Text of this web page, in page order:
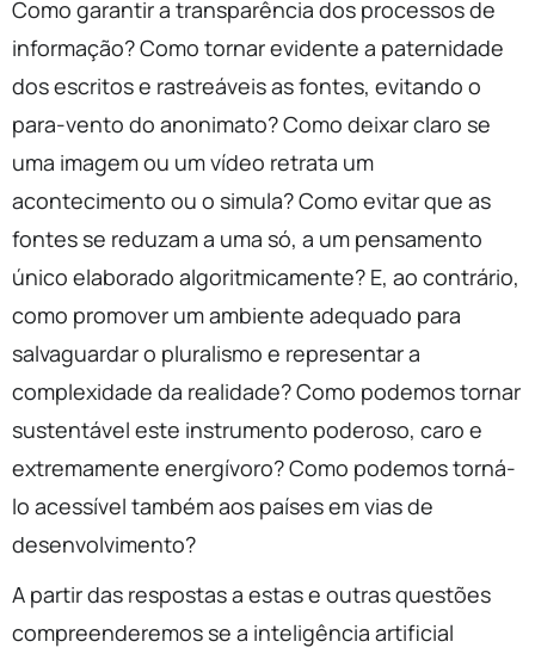
Como garantir a transparência dos processos de
informação? Como tornar evidente a paternidade
dos escritos e rastreáveis as fontes, evitando o
para-vento do anonimato? Como deixar claro se
uma imagem ou um vídeo retrata um
acontecimento ou o simula? Como evitar que as
fontes se reduzam a uma só, a um pensamento
único elaborado algoritmicamente? E, ao contrário,
como promover um ambiente adequado para
salvaguardar o pluralismo e representar a
complexidade da realidade? Como podemos tornar
sustentável este instrumento poderoso, caro e
extremamente energívoro? Como podemos torná-
lo acessível também aos países em vias de
desenvolvimento?
A partir das respostas a estas e outras questões
compreenderemos se a inteligência artificial